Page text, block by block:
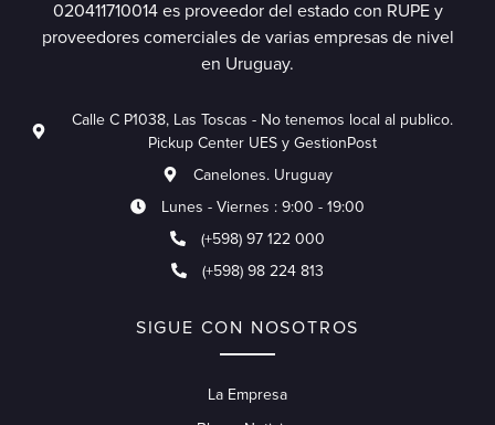
020411710014 es proveedor del estado con RUPE y
proveedores comerciales de varias empresas de nivel
en Uruguay.
Calle C P1038, Las Toscas - No tenemos local al publico.
Pickup Center UES y GestionPost
Canelones. Uruguay
Lunes - Viernes : 9:00 - 19:00
(+598) 97 122 000
(+598) 98 224 813
SIGUE CON NOSOTROS
La Empresa